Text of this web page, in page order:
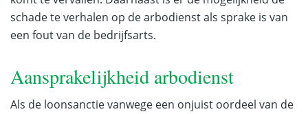
schade te verhalen op de arbodienst als sprake is van
een fout van de bedrijfsarts.
Aansprakelijkheid arbodienst
Als de loonsanctie vanwege een onjuist oordeel van de